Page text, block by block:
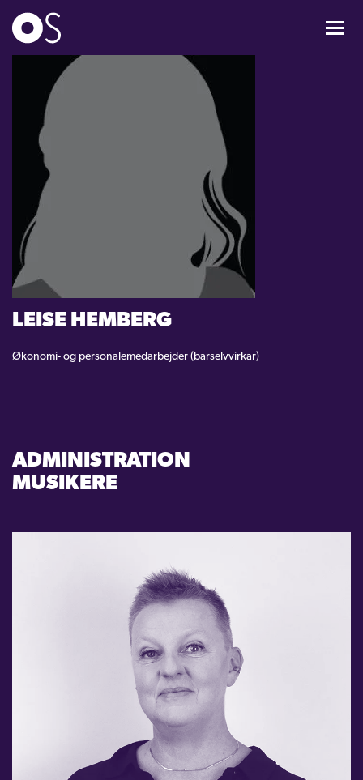
KONCERTER
MIXPAKKER
OM OS
CARL NIELSEN INTERNATIONAL COMPETITION
LEISE HEMBERG
Økonomi- og personalemedarbejder (barselvvirkar)
ADMINISTRATION
MUSIKERE